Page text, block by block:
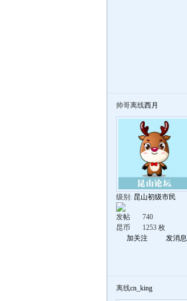
帅哥离线西月
级别: 昆山初级市民
发帖
740
昆币
1253 枚
加关注
发消息
离线cn_king